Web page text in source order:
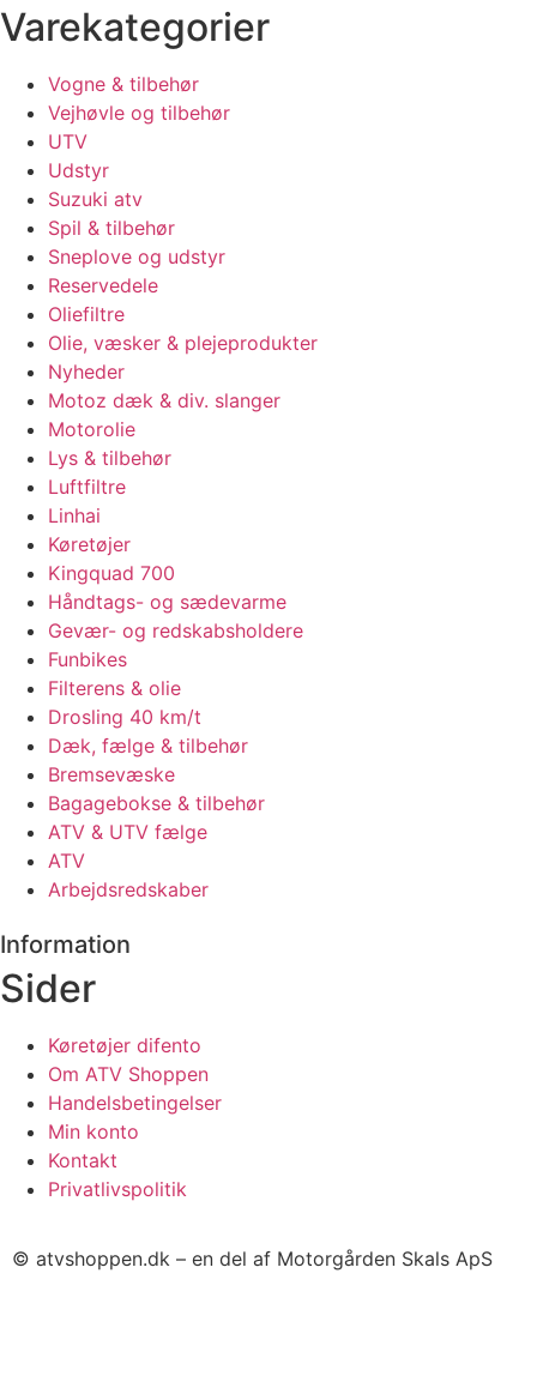
Varekategorier
Vogne & tilbehør
Vejhøvle og tilbehør
UTV
Udstyr
Suzuki atv
Spil & tilbehør
Sneplove og udstyr
Reservedele
Oliefiltre
Olie, væsker & plejeprodukter
Nyheder
Motoz dæk & div. slanger
Motorolie
Lys & tilbehør
Luftfiltre
Linhai
Køretøjer
Kingquad 700
Håndtags- og sædevarme
Gevær- og redskabsholdere
Funbikes
Filterens & olie
Drosling 40 km/t
Dæk, fælge & tilbehør
Bremsevæske
Bagagebokse & tilbehør
ATV & UTV fælge
ATV
Arbejdsredskaber
Information
Sider
Køretøjer difento
Om ATV Shoppen
Handelsbetingelser
Min konto
Kontakt
Privatlivspolitik
© atvshoppen.dk – en del af Motorgården Skals ApS